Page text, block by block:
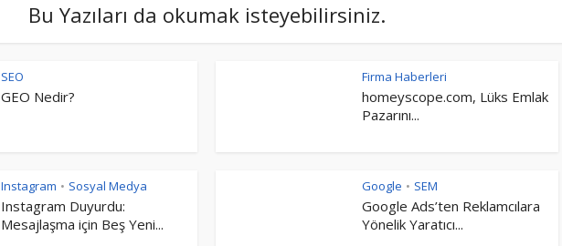
Bu Yazıları da okumak isteyebilirsiniz.
SEO
GEO Nedir?
Firma Haberleri
homeyscope.com, Lüks Emlak
Pazarını...
Instagram • Sosyal Medya
Instagram Duyurdu:
Mesajlaşma için Beş Yeni...
Google • SEM
Google Ads’ten Reklamcılara
Yönelik Yaratıcı...